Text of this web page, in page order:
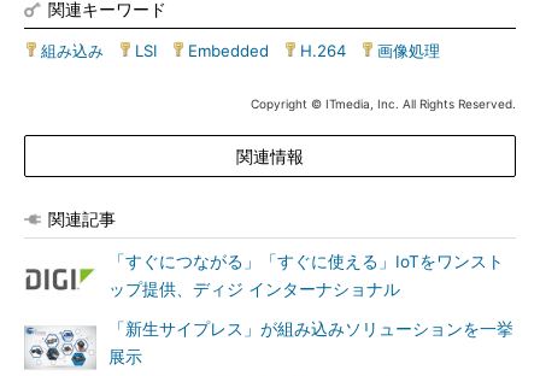
関連キーワード
組み込み LSI Embedded H.264 画像処理
Copyright © ITmedia, Inc. All Rights Reserved.
関連情報
関連記事
「すぐにつながる」「すぐに使える」IoTをワンスト
ップ提供、ディジ インターナショナル
「新生サイプレス」が組み込みソリューションを一挙
展示